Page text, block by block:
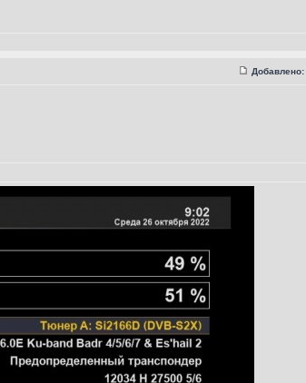
Добавлено: